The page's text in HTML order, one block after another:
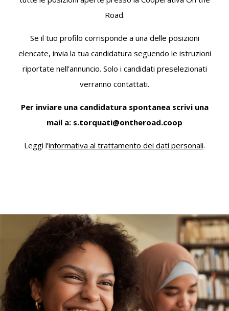
Road.
Se il tuo profilo corrisponde a una delle posizioni
elencate, invia la tua candidatura seguendo le istruzioni
riportate nell’annuncio. Solo i candidati preselezionati
verranno contattati.
Per inviare una candidatura spontanea scrivi una
mail a: s.torquati@ontheroad.coop
Leggi l’informativa al trattamento dei dati personali.